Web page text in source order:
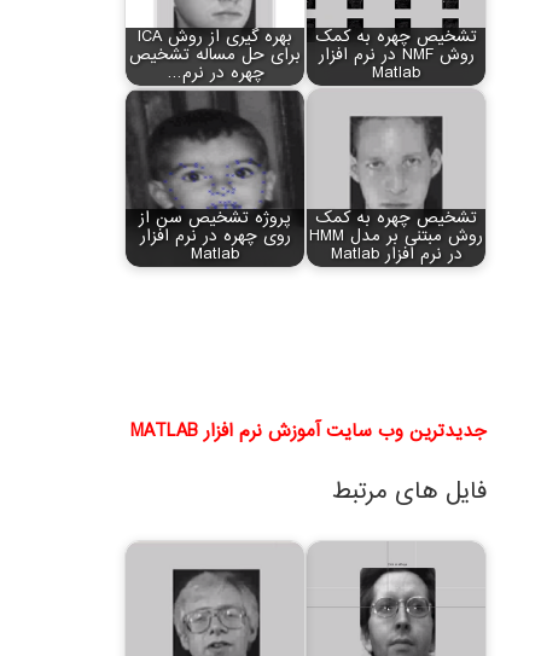
تشخیص چهره به کمک
روش NMF در نرم افزار
Matlab
بهره گیری از روش ICA
برای حل مساله تشخیص
چهره در نرم…
تشخیص چهره به کمک
روش مبتنی بر مدل HMM
در نرم افزار Matlab
پروژه تشخیص سن از
روی چهره در نرم افزار
Matlab
جدیدترین وب سایت آموزش نرم افزار MATLAB
فایل های مرتبط